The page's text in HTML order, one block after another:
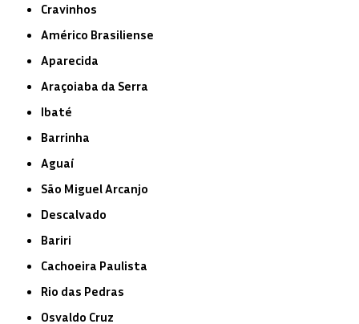
Cravinhos
Américo Brasiliense
Aparecida
Araçoiaba da Serra
Ibaté
Barrinha
Aguaí
São Miguel Arcanjo
Descalvado
Bariri
Cachoeira Paulista
Rio das Pedras
Osvaldo Cruz